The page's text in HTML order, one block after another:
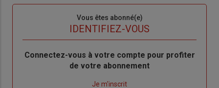
Vous êtes abonné(e)
IDENTIFIEZ-VOUS
Body
Connectez-vous à votre compte pour profiter
de votre abonnement
Je m'inscrit